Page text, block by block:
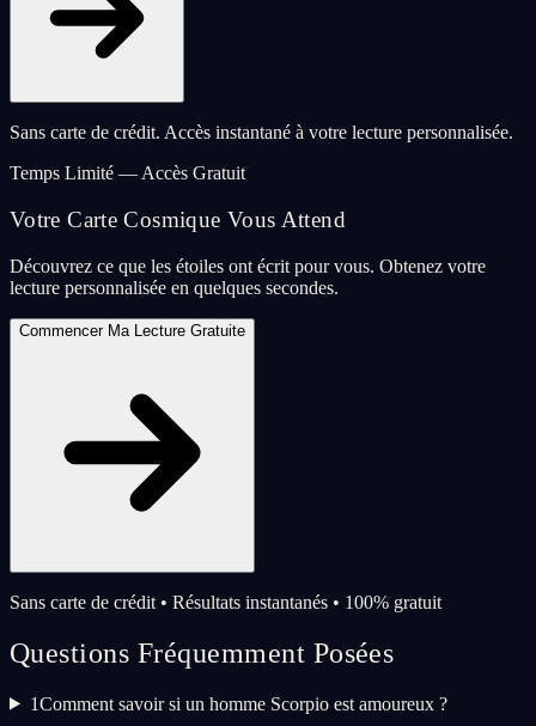
Sans carte de crédit. Accès instantané à votre lecture personnalisée.
Temps Limité — Accès Gratuit
Votre Carte Cosmique Vous Attend
Découvrez ce que les étoiles ont écrit pour vous. Obtenez votre
lecture personnalisée en quelques secondes.
Commencer Ma Lecture Gratuite
Sans carte de crédit • Résultats instantanés • 100% gratuit
Questions Fréquemment Posées
1Comment savoir si un homme Scorpio est amoureux ?